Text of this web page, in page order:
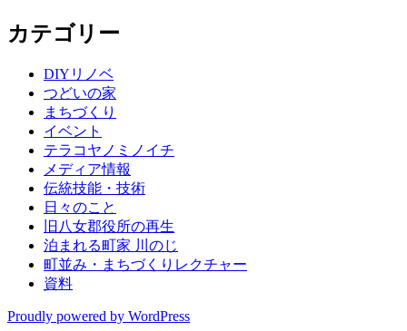
カテゴリー
DIYリノベ
つどいの家
まちづくり
イベント
テラコヤノミノイチ
メディア情報
伝統技能・技術
日々のこと
旧八女郡役所の再生
泊まれる町家 川のじ
町並み・まちづくりレクチャー
資料
Proudly powered by WordPress